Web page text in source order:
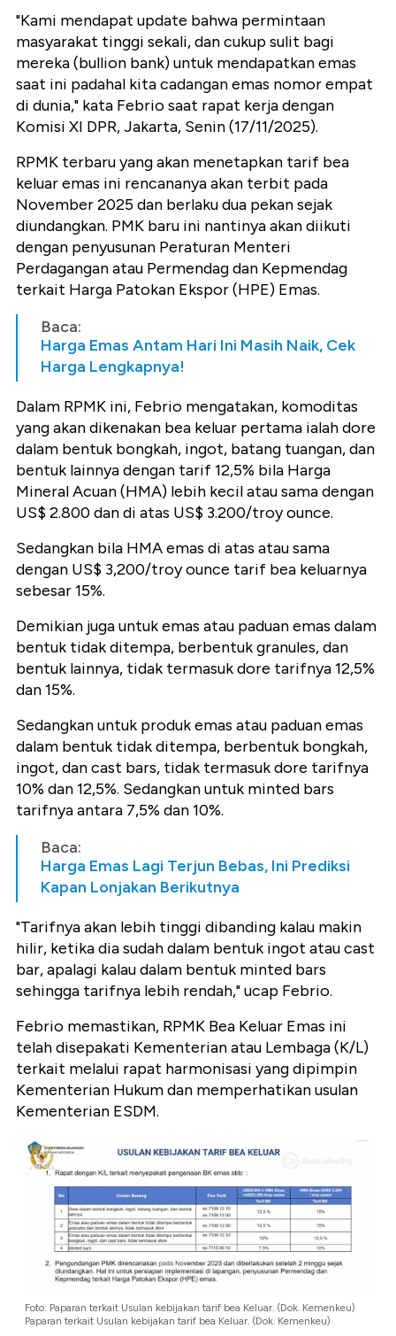
"Kami mendapat update bahwa permintaan
masyarakat tinggi sekali, dan cukup sulit bagi
mereka (bullion bank) untuk mendapatkan emas
saat ini padahal kita cadangan emas nomor empat
di dunia," kata Febrio saat rapat kerja dengan
Komisi XI DPR, Jakarta, Senin (17/11/2025).
RPMK terbaru yang akan menetapkan tarif bea
keluar emas ini rencananya akan terbit pada
November 2025 dan berlaku dua pekan sejak
diundangkan. PMK baru ini nantinya akan diikuti
dengan penyusunan Peraturan Menteri
Perdagangan atau Permendag dan Kepmendag
terkait Harga Patokan Ekspor (HPE) Emas.
Baca:
Harga Emas Antam Hari Ini Masih Naik, Cek
Harga Lengkapnya!
Dalam RPMK ini, Febrio mengatakan, komoditas
yang akan dikenakan bea keluar pertama ialah dore
dalam bentuk bongkah, ingot, batang tuangan, dan
bentuk lainnya dengan tarif 12,5% bila Harga
Mineral Acuan (HMA) lebih kecil atau sama dengan
US$ 2.800 dan di atas US$ 3.200/troy ounce.
Sedangkan bila HMA emas di atas atau sama
dengan US$ 3,200/troy ounce tarif bea keluarnya
sebesar 15%.
Demikian juga untuk emas atau paduan emas dalam
bentuk tidak ditempa, berbentuk granules, dan
bentuk lainnya, tidak termasuk dore tarifnya 12,5%
dan 15%.
Sedangkan untuk produk emas atau paduan emas
dalam bentuk tidak ditempa, berbentuk bongkah,
ingot, dan cast bars, tidak termasuk dore tarifnya
10% dan 12,5%. Sedangkan untuk minted bars
tarifnya antara 7,5% dan 10%.
Baca:
Harga Emas Lagi Terjun Bebas, Ini Prediksi
Kapan Lonjakan Berikutnya
"Tarifnya akan lebih tinggi dibanding kalau makin
hilir, ketika dia sudah dalam bentuk ingot atau cast
bar, apalagi kalau dalam bentuk minted bars
sehingga tarifnya lebih rendah," ucap Febrio.
Febrio memastikan, RPMK Bea Keluar Emas ini
telah disepakati Kementerian atau Lembaga (K/L)
terkait melalui rapat harmonisasi yang dipimpin
Kementerian Hukum dan memperhatikan usulan
Kementerian ESDM.
Foto: Paparan terkait Usulan kebijakan tarif bea Keluar. (Dok. Kemenkeu)
Paparan terkait Usulan kebijakan tarif bea Keluar. (Dok. Kemenkeu)